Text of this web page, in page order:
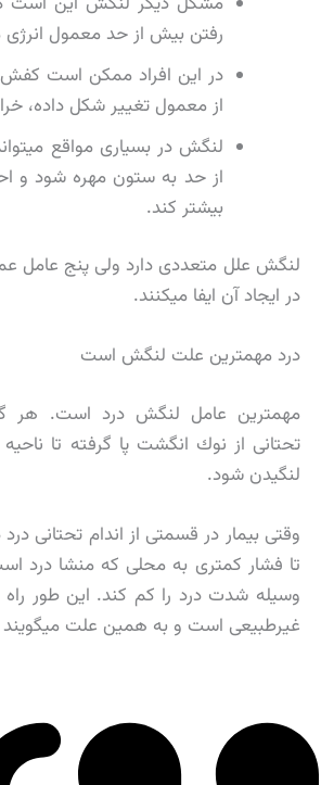
رفتن بیش از حد معمول
در این افراد ممكن است كفش
از معمول تغییر شكل داده،
لنگش در بسیاری مواقع
از حد به ستون مهره شود و
بیشتر كند.
لنگش علل متعددی دارد ولی پنج عامل
در ایجاد آن ایفا میكنند.
درد مهمترین علت لنگش است
مهمترین عامل لنگش درد است. هر
تحتانی از نوك انگشت پا گرفته تا
لنگیدن شود.
وقتی بیمار در قسمتی از اندام تحتانی
تا فشار کمتری به محلی که منشا درد
وسیله شدت درد را کم کند. این طور راه
غیرطبیعی است و به همین علت میگویند